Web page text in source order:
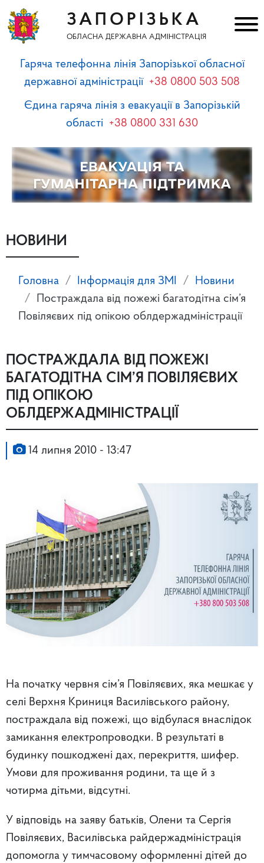
ЗАПОРІЗЬКА
ОБЛАСНА ДЕРЖАВНА АДМІНІСТРАЦІЯ
Гаряча телефонна лінія Запорізької обласної
державної адміністрації +38 0800 503 508
Єдина гаряча лінія з евакуації в Запорізькій
області +38 0800 331 630
НОВИНИ
Головна Інформація для ЗМІ
Новини
Постраждала від пожежі багатодітна сім’я
Повіляєвих під опікою облдержадміністрації
ПОСТРАЖДАЛА ВІД ПОЖЕЖІ
БАГАТОДІТНА СІМ’Я ПОВІЛЯЄВИХ
ПІД ОПІКОЮ
ОБЛДЕРЖАДМІНІСТРАЦІЇ
14 липня 2010 - 13:47
На початку червня сім’я Повіляєвих, яка мешкає у
селі Верхня Криниця Василівського району,
постраждала від пожежі, що відбулася внаслідок
замикання електропроводки. В результаті в
будинку пошкоджені дах, перекриття, шифер.
Умови для проживання родини, та ще й з
чотирма дітьми, відсутні.
У відповідь на заяву батьків, Олени та Сергія
Повіляєвих, Василівська райдержадміністрація
допомогла у тимчасовому оформленні дітей до